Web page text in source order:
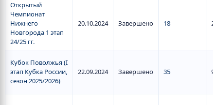
Открытый
Чемпионат
Нижнего
Новгорода 1 этап
24/25 гг.
20.10.2024 Завершено 18 2
Кубок Поволжья (I
этап Кубка России,
сезон 2025/2026)
22.09.2024 Завершено 35 9